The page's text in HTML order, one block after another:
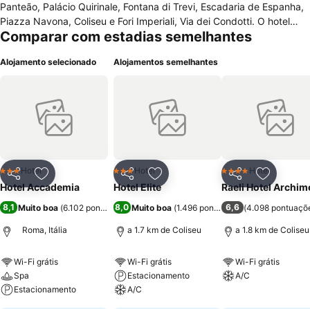
Panteão, Palácio Quirinale, Fontana di Trevi, Escadaria de Espanha,
Piazza Navona, Coliseu e Fori Imperiali, Via dei Condotti. O hotel
coloca a disposição 75 quartos em 5 andares, equipados com
telefone com ligação directa, internet Wi-Fi, televisão via satélite,
e recepção 24 horas, elevador, acesso para cadeira de rodas, sala
de bagagens, serviço de quarto, lavandaria, restaurante, bar com
ambiente íntimo e requintado, pequeno-almoço buffet americano,
Comparar com estadias semelhantes
Alojamento selecionado
PartilharAdicionar aos favoritos
3 Estrelas
Hotel
Hotel Accademia
8,1 Muito boa (6.102 pontuações)
Roma, Itália
Wi-Fi grátis
Spa
Estacionamento
Alojamentos semelhantes
PartilharAdicionar aos favoritos
3 Estrelas
Hotel
Hotel Elite
8,0 Muito boa (1.496 pontuações)
a 1.7 km de Coliseu
Wi-Fi grátis
Estacionamento
A/C
Partilhar
4 EstrelasHotel
Raeli Hotel
6,6 (4.098
a 1.8 km de Coliseu
Wi-Fi grátis
A/C